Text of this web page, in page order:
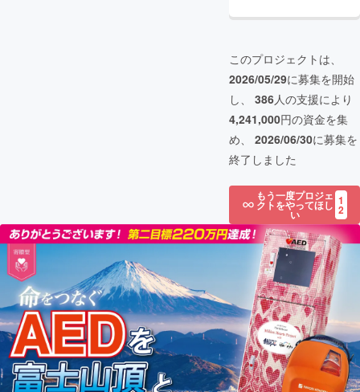
このプロジェクトは、
2026/05/29に募集を開始
し、 386人の支援により
4,241,000円の資金を集
め、 2026/06/30に募集を
終了しました
もう一度プロジェ
クトをやってほし
い
1
2